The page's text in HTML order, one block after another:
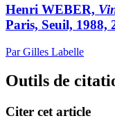
Henri WEBER,
Paris, Seuil, 1988,
Par Gilles Labelle
Outils de
Citer cet article